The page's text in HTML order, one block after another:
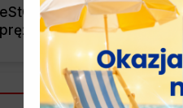
2027 – Moduł
– rysowanie
Read More